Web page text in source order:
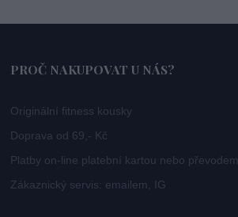
PROČ NAKUPOVAT U NÁS?
Originální fitness kousky
Doprava od 69,- Kč
Platby on-line platební kartou nebo převodem
Zákaznický servis: emailem, IG